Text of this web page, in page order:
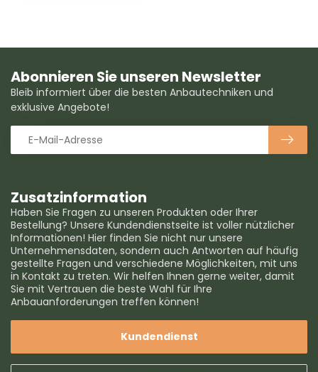
Zusatzinformation
Haben Sie Fragen zu unseren Produkten oder Ihrer
Bestellung? Unsere Kundendienstseite ist voller nützlicher
Informationen! Hier finden Sie nicht nur unsere
Unternehmensdaten, sondern auch Antworten auf häufig
gestellte Fragen und verschiedene Möglichkeiten, mit uns
in Kontakt zu treten. Wir helfen Ihnen gerne weiter, damit
Sie mit Vertrauen die beste Wahl für Ihre
Anbauanforderungen treffen können!
Kundendienst
Abonnieren Sie unseren Newsletter
Bleib informiert über die besten Anbautechniken und
exklusive Angebote!